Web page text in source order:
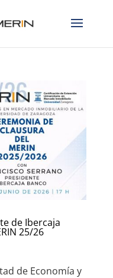
de Ibercaja
25/26
de Economía y